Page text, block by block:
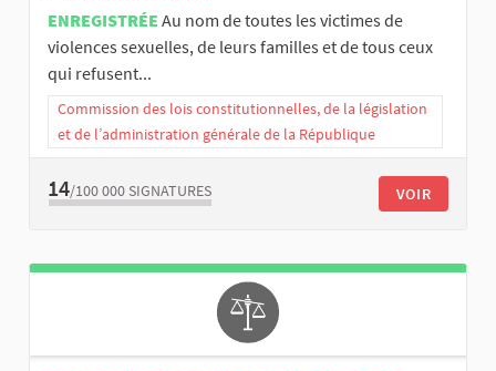
ENREGISTRÉE Au nom de toutes les victimes de
violences sexuelles, de leurs familles et de tous ceux
qui refusent...
Commission des lois constitutionnelles, de la législation
et de l’administration générale de la République
14/100 000 SIGNATURES VOIR